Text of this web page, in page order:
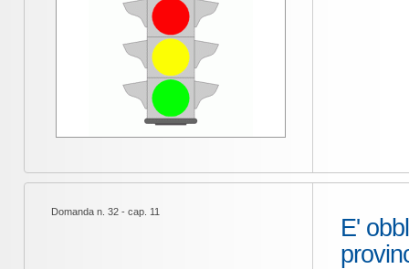
Domanda n. 32 - cap. 11
E'